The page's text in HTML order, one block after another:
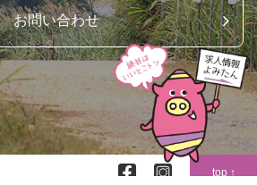
お問い合わせ
top ↑